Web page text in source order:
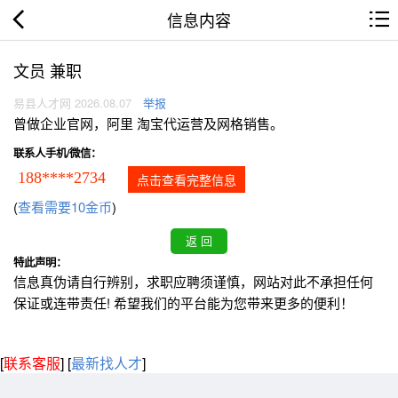
信息内容
文员 兼职
易县人才网 2026.08.07 举报
曾做企业官网，阿里 淘宝代运营及网格销售。
联系人手机/微信：
188****2734 点击查看完整信息
(查看需要10金币)
特此声明：
信息真伪请自行辨别，求职应聘须谨慎，网站对此不承担任何
保证或连带责任! 希望我们的平台能为您带来更多的便利！
[联系客服] [最新找人才]